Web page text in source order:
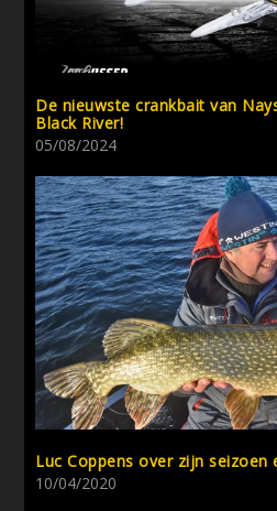
De nieuwste crankbait van
Black River!
05/08/2024
Luc Coppens over zijn seizoen
10/04/2020